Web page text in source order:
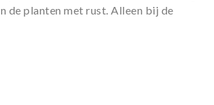
de planten met rust. Alleen bij de